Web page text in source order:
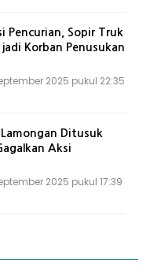
Pencurian, Sopir Truk
Korban Penusukan
2025 pukul 22:35
Ditusuk
Aksi
2025 pukul 17:39